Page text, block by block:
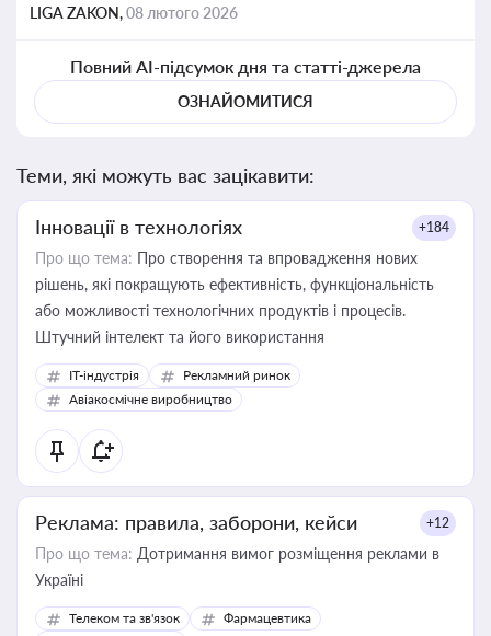
LIGA ZAKON,08 лютого 2026
Повний AI-підсумок дня та статті-джерела
ОЗНАЙОМИТИСЯ
Теми, які можуть вас зацікавити:
Інновації в технологіях +184
Про що тема: Про створення та впровадження нових
рішень, які покращують ефективність, функціональність
або можливості технологічних продуктів і процесів.
Штучний інтелект та його використання
IT-індустрія
Рекламний ринок
Авіакосмічне виробництво
Реклама: правила, заборони, кейси +12
Про що тема: Дотримання вимог розміщення реклами в
Україні
Телеком та зв'язок
Фармацевтика